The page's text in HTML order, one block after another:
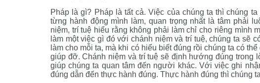
Pháp là gì? Pháp là tất cả. Việc của chúng ta thì chúng
từng hành động mình làm, quan trọng nhất là tâm phải
niệm, trí tuệ hiểu rằng không phải làm chỉ cho riêng mình
làm một việc gì đó với chánh niệm và trí tuệ, chúng ta sẽ
làm cho mỗi ta, mà khi có hiểu biết đúng rồi chúng ta có
giúp đỡ. Chánh niệm và trí tuệ sẽ định hướng đúng trong
giúp chúng ta quan tâm đến người khác. Với việc ghi
đúng dẫn đến thực hành đúng. Thực hành đúng thì chúng